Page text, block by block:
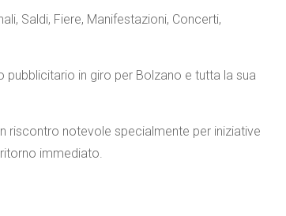
, Saldi, Fiere, Manifestazioni, Concerti,
pubblicitario in giro per Bolzano e tutta la sua
riscontro notevole specialmente per iniziative
immediato.